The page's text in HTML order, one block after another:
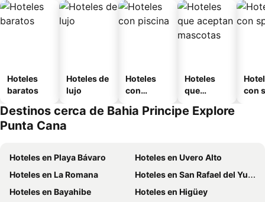
Hoteles
baratos
Hoteles de
lujo
Hoteles
con
Hoteles
que
mascotas
con
Destinos cerca de Bahia Principe Explore
Punta Cana
Hoteles en Playa Bávaro
Hoteles en Uvero Alto
Hoteles en La Romana
Hoteles en San Rafael del Yuma
Hoteles en Bayahibe
Hoteles en Higüey